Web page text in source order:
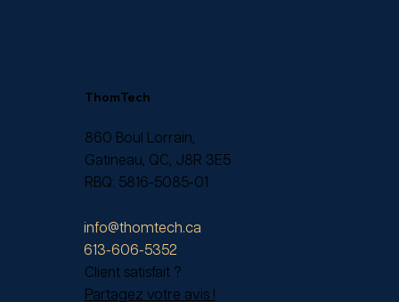
ThomTech
860 Boul Lorrain,
Gatineau, QC, J8R 3E5
RBQ: 5816-5085-01
info@thomtech.ca
613-606-5352
Client satisfait ?
Partagez votre avis !